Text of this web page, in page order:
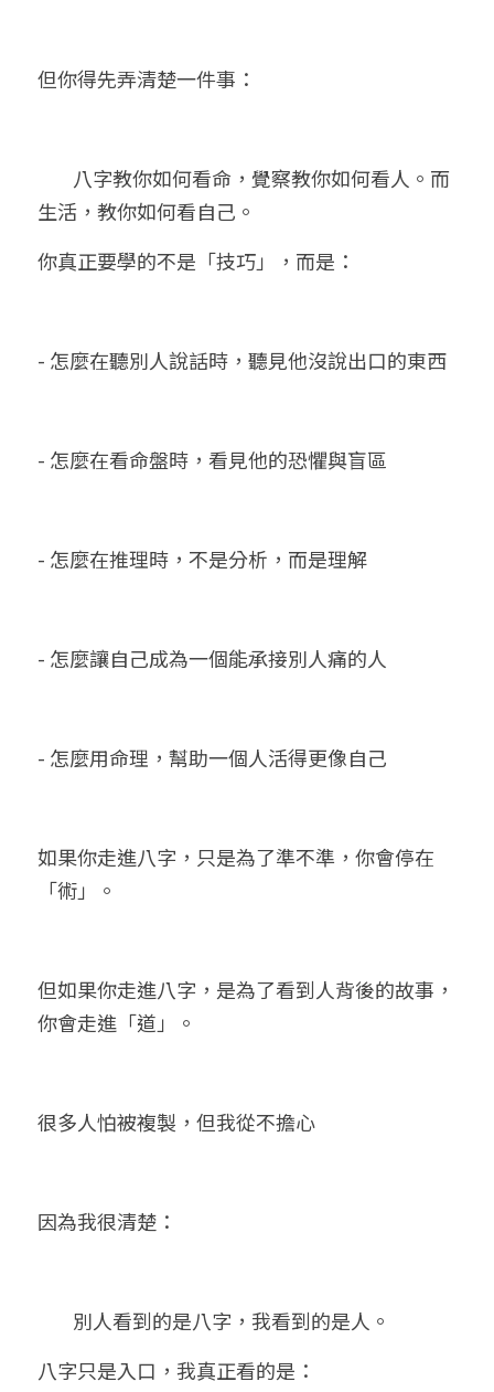
但你得先弄清楚一件事：
生活，教你如何看自己。
你真正要學的不是「技巧」，而是：
- 怎麼在聽別人說話時，聽見他沒說出口的東西
- 怎麼在看命盤時，看見他的恐懼與盲區
- 怎麼在推理時，不是分析，而是理解
- 怎麼讓自己成為一個能承接別人痛的人
- 怎麼用命理，幫助一個人活得更像自己
如果你走進八字，只是為了準不準，你會停在
「術」。
但如果你走進八字，是為了看到人背後的故事，
你會走進「道」。
很多人怕被複製，但我從不擔心
因為我很清楚：
	別人看到的是八字，我看到的是人。
八字只是入口，我真正看的是：